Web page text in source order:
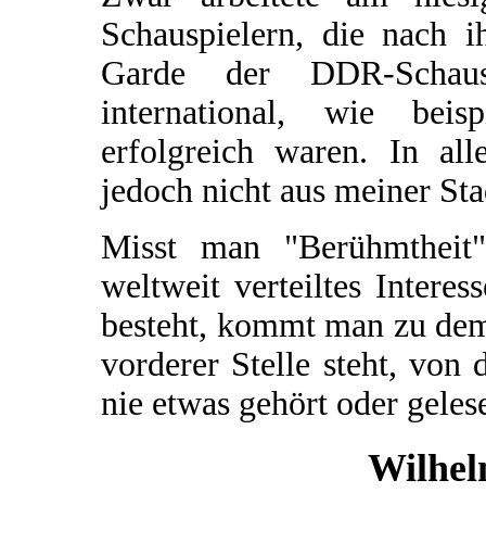
Schauspielern, die nach
Garde der DDR-
international, wie
erfolgreich waren. In
jedoch nicht aus meiner
Misst man
weltweit verteiltes
besteht, kommt man zu
vorderer Stelle steht, von
nie etwas gehört oder